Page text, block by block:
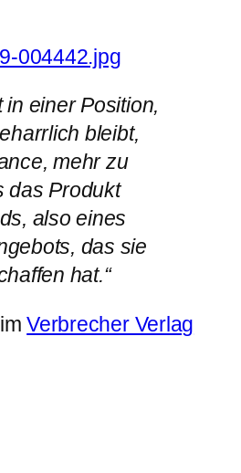
in einer Position,
bleibt,
mehr zu
das Produkt
also eines
das sie
hat.“
Verbrecher Verlag